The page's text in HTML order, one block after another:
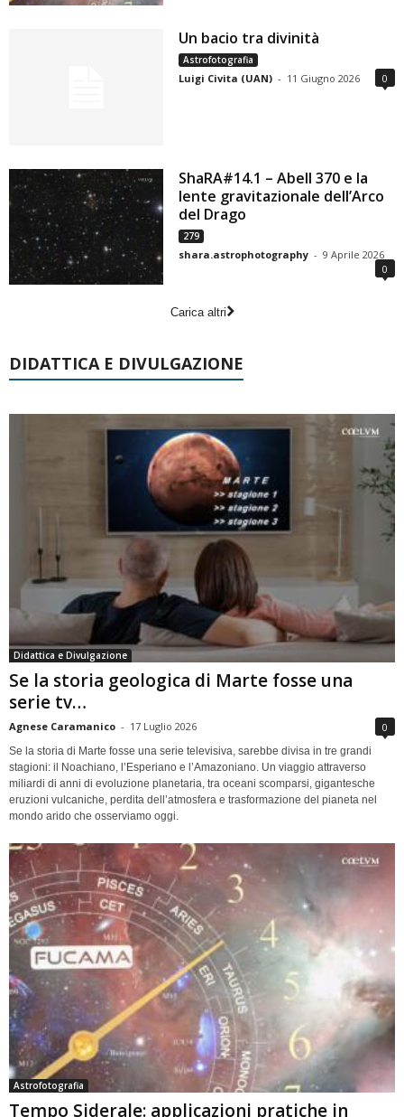
Un bacio tra divinità
Astrofotografia
Luigi Civita (UAN) - 11 Giugno 2026 0
ShaRA#14.1 – Abell 370 e la
lente gravitazionale dell’Arco
del Drago
279
shara.astrophotography - 9 Aprile 2026
0
Carica altri
DIDATTICA E DIVULGAZIONE
Didattica e Divulgazione
Se la storia geologica di Marte fosse una
serie tv…
Agnese Caramanico - 17 Luglio 2026 0
Se la storia di Marte fosse una serie televisiva, sarebbe divisa in tre grandi
stagioni: il Noachiano, l’Esperiano e l’Amazoniano. Un viaggio attraverso
miliardi di anni di evoluzione planetaria, tra oceani scomparsi, gigantesche
eruzioni vulcaniche, perdita dell’atmosfera e trasformazione del pianeta nel
mondo arido che osserviamo oggi.
Astrofotografia
Tempo Siderale: applicazioni pratiche in